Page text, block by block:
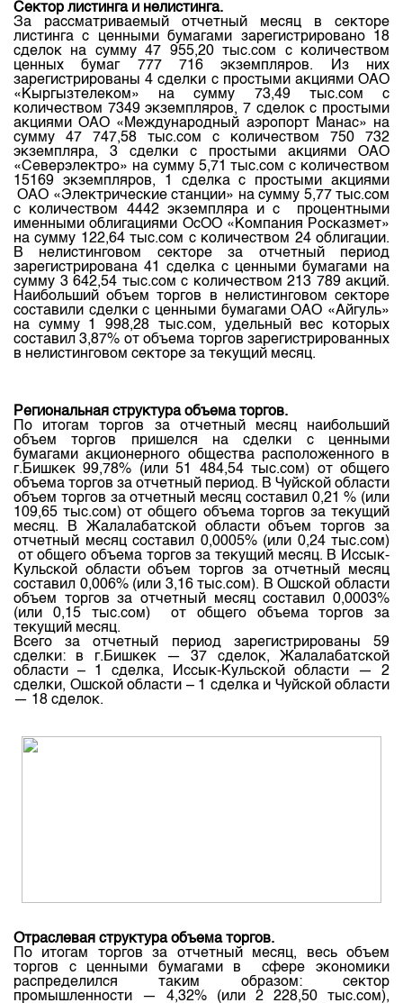
Сектор листингаи нелистинга.
За
рассматриваемый отчетный месяц в секторе
листинга с ценными бумагами зарегистрировано18
сделок
на сумму47 955,20тыс.сом с количеством
ценных
бумаг777 716экземпляров. Изних
зарегистрированы 4сделки с простыми акциямиОАО
«Кыргызтелеком» на сумму 73,49 тыс.сом с
количеством 7349экземпляров, 7 сделокс простыми
акциями ОАО «Международный аэропорт Манас» на
сумму 47 747,58 тыс.сом с количеством 750 732
экземпляра, 3 сделки с простыми акциями ОАО
«Северэлектро» на сумму5,71тыс.сом с количеством
15169 экземпляров, 1 сделкас простыми
акциями
ОАО «Электрические станции» на сумму 5,77тыс.сом
с количеством 4442 экземпляраи с процентными
именными облигациями ОсОО«Компания Росказмет»
на сумму 122,64тыс.сом с количеством 24облигации.
В нелистинговом секторе за отчетный
период
зарегистрирована 41 сделка с ценными бумагами на
сумму 3 642,54 тыс.сом с количеством 213 789 акций.
Наибольший объем торгов в нелистинговом секторе
составили сделкис ценными бумагамиОАО «Айгуль»
на
сумму1 998,28 тыс.сом, удельный вес которых
составил 3,87% от объема торгов зарегистрированных
в нелистинговом секторе за текущий месяц.
Региональная структура объематоргов.
По
итогам торгов за отчетный месяцнаибольший
объем
торгов пришелся на сделки с ценными
бумагами акционерного общества расположенного в
г.Бишкек 99,78% (или 51 484,54тыс.сом) от общего
объема торгов за отчетный период. В Чуйской области
объем торгов за отчетный месяц составил0,21 % (или
109,65тыс.сом) от общего объема торгов за текущий
месяц. В Жалалабатской областиобъем торгов
за
отчетный месяц составил 0,0005% (или 0,24 тыс.сом)
от общего объема торгов за текущий месяц. В Иссык-
Кульской областиобъем торгов за отчетный
месяц
составил 0,006% (или 3,16тыс.сом). В Ошской области
объем
торгов за отчетный месяц составил 0,0003%
(или 0,15 тыс.сом) от общего объематоргов
за
текущий месяц.
Всегоза отчетный период зарегистрированы 59
сделки: в г.Бишкек— 37 сделок, Жалалабатской
области – 1 сделка, Иссык-Кульской области — 2
сделки, Ошской области – 1 сделкаи Чуйской области
— 18 сделок.
Отраслевая структура объематоргов.
По
итогам торгов за отчетный месяц, весьобъем
торгов с ценными бумагамив сфере экономики
распределился таким образом: сектор
промышленности — 4,32% (или 2 228,50 тыс.сом),